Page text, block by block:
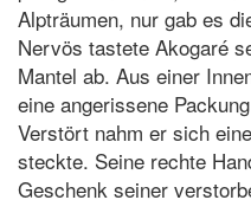
Alpträumen, nur gab es
Nervös tastete Akogaré
Mantel ab. Aus einer
eine angerissene
Verstört nahm er sich
steckte. Seine rechte
Geschenk seiner